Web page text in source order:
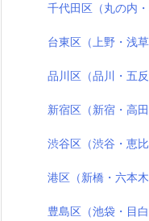
千代田区（丸の内
台東区（上野・浅
品川区（品川・五
新宿区（新宿・高
渋谷区（渋谷・恵
港区（新橋・六本
豊島区（池袋・目